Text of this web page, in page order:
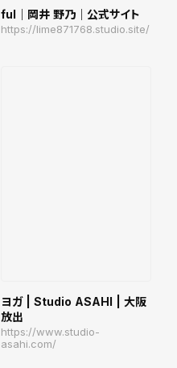
ful｜岡井 野乃｜公式サイト
https://lime871768.studio.site/
ヨガ | Studio ASAHI | 大阪
放出
https://www.studio-
asahi.com/